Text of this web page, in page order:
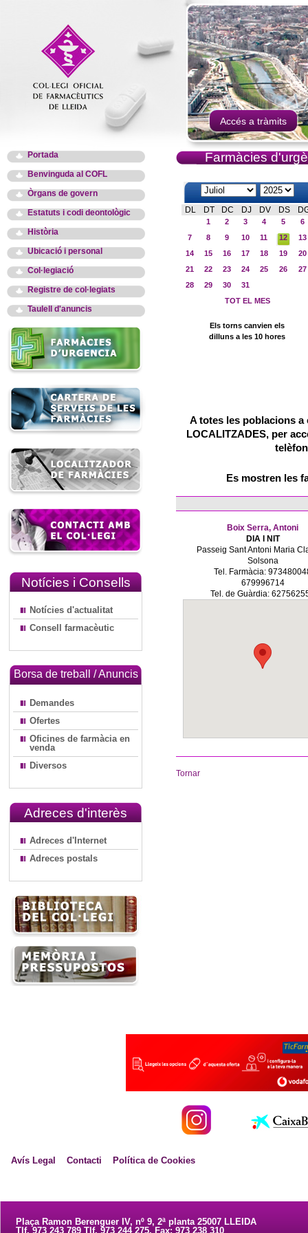
Accés a tràmits
Portada
Benvinguda al COFL
Òrgans de govern
Estatuts i codi deontològic
Història
Ubicació i personal
Col·legiació
Registre de col·legiats
Taulell d'anuncis
Notícies i Consells
Notícies d'actualitat
Consell farmacèutic
Borsa de treball / Anuncis
Demandes
Ofertes
Oficines de farmàcia en
venda
Diversos
Adreces d'interès
Adreces d'Internet
Adreces postals
Farmàcies
DL DT DC DJ DV DS
1 2 3 4 5
6
7
8 9 10 11 12
13
14
15 16 17 18 19
20
21
22 23 24 25 26
27
28
29 30
31
TOT EL MES
Els torns canvien els
dilluns a les 10 hores
A totes les poblacions a
LOCALITZADES, per
Es mostren les
Boix Serra, Antoni
DIA I NIT
Passeig Sant Antoni Maria
Solsona
Tel. Farmàcia:
679996714
Tel. de Guàrdia:
Tornar
Avís Legal Contacti Política de Cookies
Plaça Ramon Berenguer IV, nº 9, 2ª planta 25007 LLEIDA
Tlf. 973 243 789 Tlf. 973 244 275. Fax: 973 238 310